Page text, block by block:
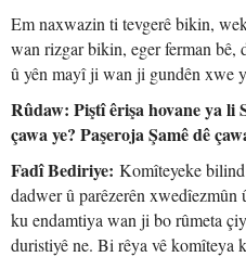
Em naxwazin ti tevgerê bikin,
wan rizgar bikin, eger ferman bê,
û yên mayî ji wan ji gundên xwe
Rûdaw: Piştî êrişa hovane ya li
çawa ye? Paşeroja Şamê dê
Fadî Bediriye: Komîteyeke
dadwer û parêzerên
ku endamtiya wan ji bo rûmeta
duristiyê ne. Bi rêya vê komîteya